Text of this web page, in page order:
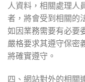
人資料，相關處理人
者，將會受到相關的
如因業務需要有必要
嚴格要求其遵守保密
將確實遵守。
四、網站對外的相關